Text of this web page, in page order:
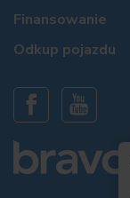
Finansowanie
Odkup pojazdu